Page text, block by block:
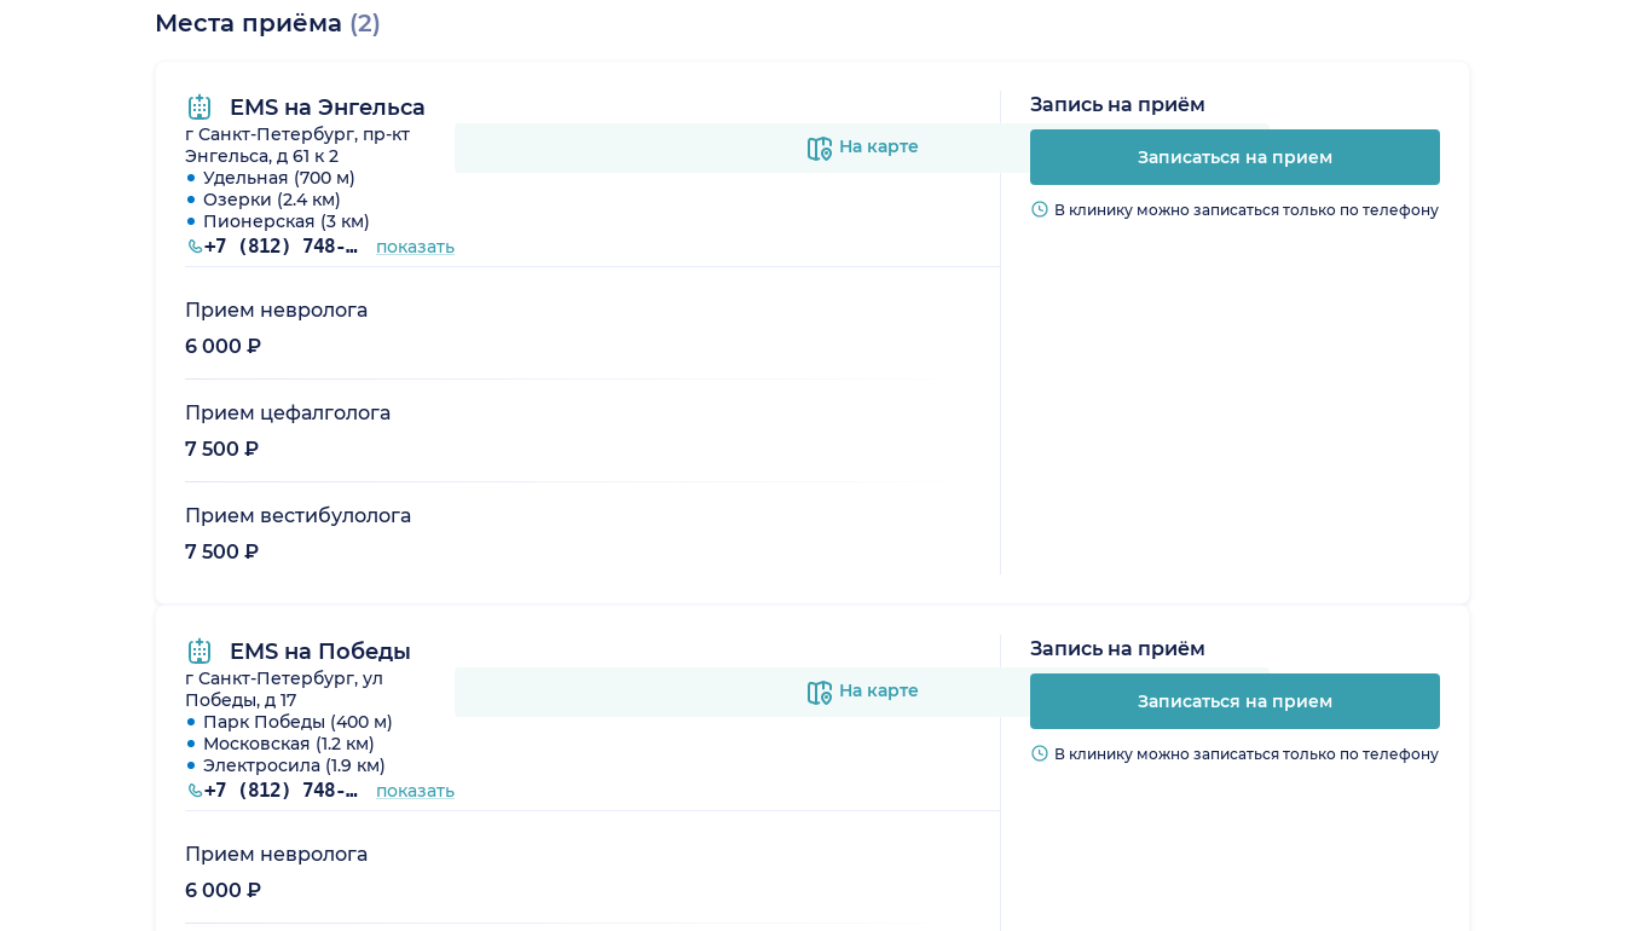
Места приёма (2)
EMS на Энгельса
г Санкт-Петербург, пр-кт
Энгельса, д 61 к 2
Удельная (700 м)
Озерки (2.4 км)
Пионерская (3 км)
+7 (812) 748-37-16 показать
На карте
Прием невролога
6 000 ₽
Прием цефалголога
7 500 ₽
Прием вестибулолога
7 500 ₽
Запись на приём
Записаться на прием
В клинику можно записаться только по телефону
EMS на Победы
г Санкт-Петербург, ул
Победы, д 17
Парк Победы (400 м)
Московская (1.2 км)
Электросила (1.9 км)
+7 (812) 748-33-79 показать
На карте
Прием невролога
6 000 ₽
Запись на приём
Записаться на прием
В клинику можно записаться только по телефону